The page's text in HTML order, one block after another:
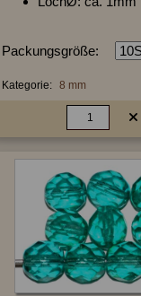
Packungsgröße:
Kategorie: 8 mm